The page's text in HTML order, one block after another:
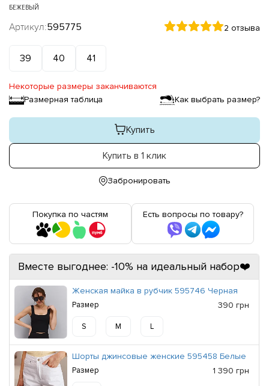
БЕЖЕВЫЙ
Артикул:595775 2 отзыва
39 40 41
Некоторые размеры заканчиваются
Размерная таблица
Как выбрать размер?
Купить
Купить в 1 клик
Забронировать
Покупка по частям Есть вопросы по товару?
Вместе выгоднее: -10% на идеальный набор❤️
Женская майка в рубчик 595746 Черная
Размер 390 грн
S M L
Шорты джинсовые женские 595458 Белые
Размер 1 390 грн